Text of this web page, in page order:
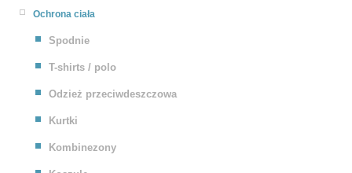
Ochrona ciała
Spodnie
T-shirts / polo
Odzież przeciwdeszczowa
Kurtki
Kombinezony